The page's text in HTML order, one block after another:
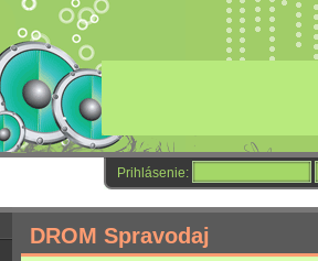
Prihlásenie:
DROM Spravodaj